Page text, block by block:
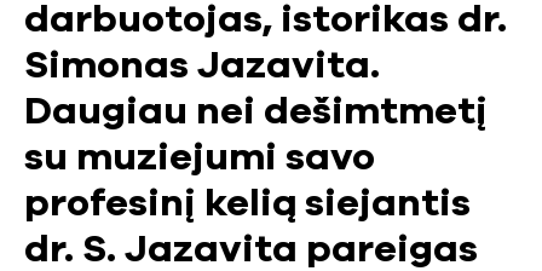
darbuotojas, istorikas dr.
Simonas Jazavita.
Daugiau nei dešimtmetį
su muziejumi savo
profesinį kelią siejantis
dr. S. Jazavita pareigas